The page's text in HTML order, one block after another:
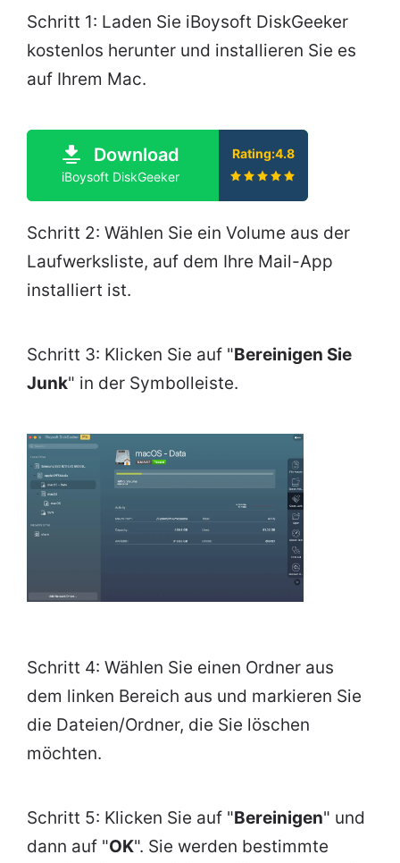
Schritt 1: Laden Sie iBoysoft DiskGeeker
kostenlos herunter und installieren Sie es
auf Ihrem Mac.
Download
iBoysoft DiskGeeker
Rating:4.8
Schritt 2: Wählen Sie ein Volume aus der
Laufwerksliste, auf dem Ihre Mail-App
installiert ist.
Schritt 3: Klicken Sie auf "Bereinigen Sie
Junk" in der Symbolleiste.
Schritt 4: Wählen Sie einen Ordner aus
dem linken Bereich aus und markieren Sie
die Dateien/Ordner, die Sie löschen
möchten.
Schritt 5: Klicken Sie auf "Bereinigen" und
dann auf "OK". Sie werden bestimmte